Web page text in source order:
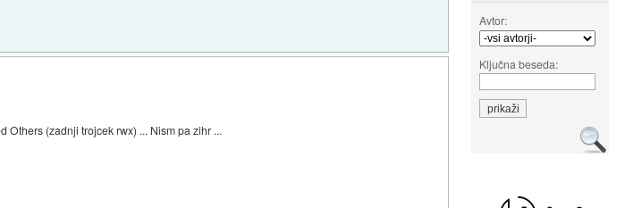
Avtor:
Ključna beseda:
(zadnji trojcek rwx) ... Nism pa zihr ...